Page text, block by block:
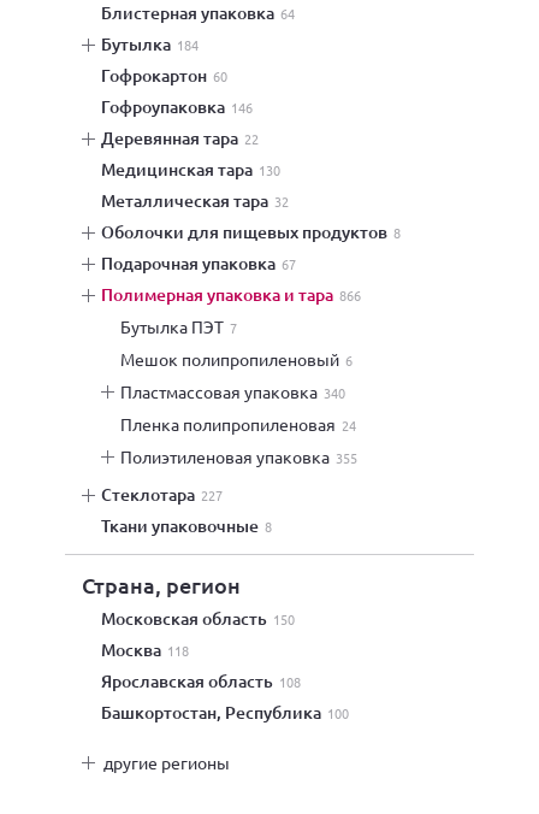
блистерная упаковка 64
бутылка 184
гофрокартон 60
гофроупаковка 146
деревянная тара 22
медицинская тара 130
металлическая тара 32
оболочки для пищевых продуктов 8
подарочная упаковка 67
полимерная упаковка и тара 866
бутылка ПЭТ 7
мешок полипропиленовый 6
пластмассовая упаковка 340
пленка полипропиленовая 24
полиэтиленовая упаковка 355
стеклотара 227
ткани упаковочные 8
Страна, регион
Московская область 150
Москва 118
Ярославская область 108
Башкортостан, Республика 100
другие регионы